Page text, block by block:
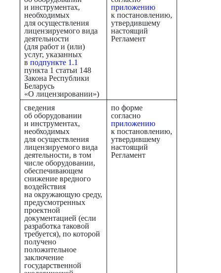
и инструментах,
необходимых
для осуществления
лицензируемого вида
деятельности
(для работ и (или)
услуг, указанных
вподпункте 1.1
пункта 1 статьи 148
Закона Республики
Беларусь
«О лицензировании»)
приложению
к постановлению,
утвердившему
настоящий
Регламент
сведения
об оборудовании
и инструментах,
необходимых
для осуществления
лицензируемого вида
деятельности, в том
числе оборудовании,
обеспечивающем
снижение вредного
воздействия
на окружающую среду,
предусмотренных
проектной
документацией (если
разработка таковой
требуется), по которой
получено
положительное
заключение
государственной
по форме
согласно
приложению
к постановлению,
утвердившему
настоящий
Регламент